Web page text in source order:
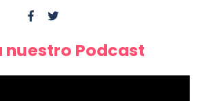
nuestro Podcast